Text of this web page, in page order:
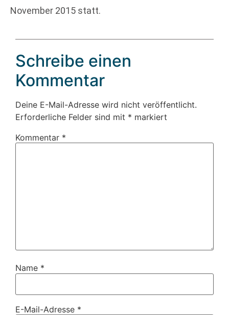
November 2015 statt.
Schreibe einen
Kommentar
Deine E-Mail-Adresse wird nicht veröffentlicht.
Erforderliche Felder sind mit * markiert
Kommentar *
Name *
E-Mail-Adresse *